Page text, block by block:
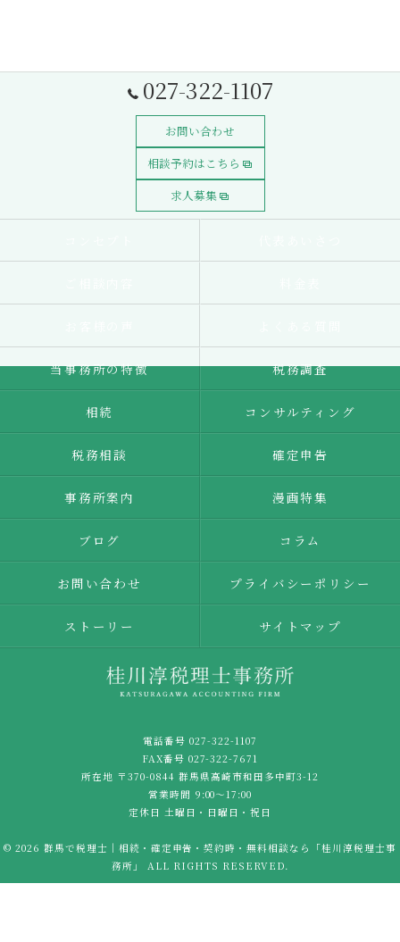
027-322-1107
お問い合わせ
相談予約はこちら
求人募集
当事務所の特徴 税務調査
相続 コンサルティング
税務相談 確定申告
事務所案内 漫画特集
ブログ コラム
お問い合わせ プライバシーポリシー
ストーリー サイトマップ
電話番号 027-322-1107
FAX番号 027-322-7671
所在地 〒370-0844 群馬県高崎市和田多中町3-12
営業時間 9:00〜17:00
定休日 土曜日・日曜日・祝日
© 2026 群馬で税理士｜相続・確定申告・契約時・無料相談なら「桂川淳税理士事
務所」 ALL RIGHTS RESERVED.